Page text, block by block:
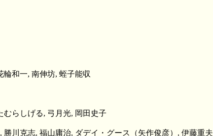
和一, 南伸坊, 蛭子能収
らしげる, 弓月光, 岡田史子
川克志, 福山庸治, ダデイ・グース（矢作俊彦）, 伊藤重夫